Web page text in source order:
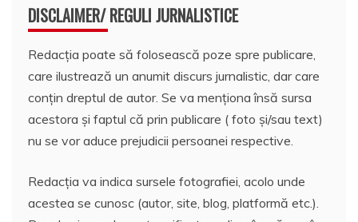
DISCLAIMER/ REGULI JURNALISTICE
Redacția poate să folosească poze spre publicare,
care ilustrează un anumit discurs jurnalistic, dar care
conțin dreptul de autor. Se va menționa însă sursa
acestora și faptul că prin publicare ( foto și/sau text)
nu se vor aduce prejudicii persoanei respective.
Redacția va indica sursele fotografiei, acolo unde
acestea se cunosc (autor, site, blog, platformă etc.).